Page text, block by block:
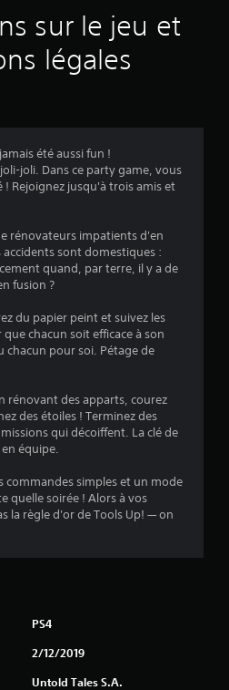
a
:
.
6
t
i
l
e
sur le jeu et
légales
été aussi fun !
joli. Dans ce party game, vous
! Rejoignez jusqu'à trois amis et
rénovateurs impatients d'en
sont domestiques :
quand, par terre, il y a de
fusion ?
du papier peint et suivez les
chacun soit efficace à son
chacun pour soi. Pétage de
rénovant des apparts, courez
des étoiles ! Terminez des
qui décoiffent. La clé de
équipe.
commandes simples et un mode
quelle soirée ! Alors à vos
la règle d'or de Tools Up! — on
PS4
2/12/2019
Untold Tales S.A.